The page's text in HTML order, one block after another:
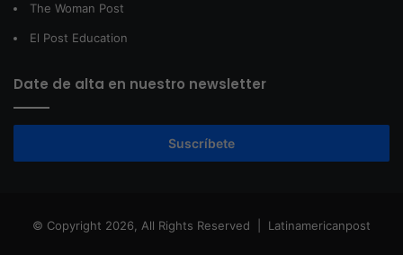
The Woman Post
El Post Education
Date de alta en nuestro newsletter
Suscríbete
© Copyright 2026, All Rights Reserved | Latinamericanpost